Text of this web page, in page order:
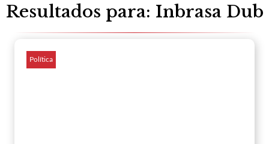
Resultados para: Inbrasa Dub
Política